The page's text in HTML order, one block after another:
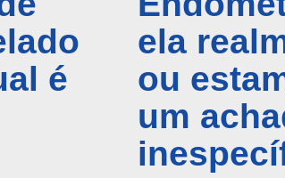
é
ela
ou
um